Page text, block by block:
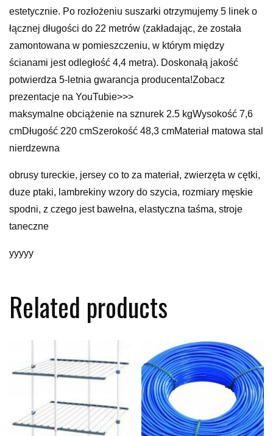
estetycznie. Po rozłożeniu suszarki otrzymujemy 5 linek o
łącznej długości do 22 metrów (zakładając, że została
zamontowana w pomieszczeniu, w którym między
ścianami jest odległość 4,4 metra). Doskonałą jakość
potwierdza 5-letnia gwarancja producenta!Zobacz
prezentacje na YouTubie>>>
maksymalne obciążenie na sznurek 2.5 kgWysokość 7,6
cmDługość 220 cmSzerokość 48,3 cmMateriał matowa stal
nierdzewna
obrusy tureckie, jersey co to za materiał, zwierzęta w cętki,
duze ptaki, lambrekiny wzory do szycia, rozmiary męskie
spodni, z czego jest bawełna, elastyczna taśma, stroje
taneczne
yyyyy
Related products